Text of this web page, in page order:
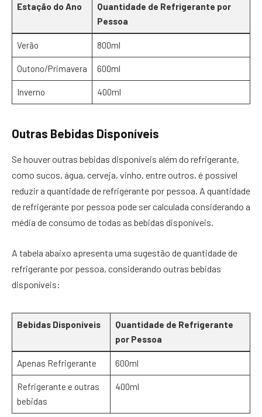
Estação do Ano
Quantidade de Refrigerante por
Pessoa
Verão 800ml
Outono/Primavera 600ml
Inverno 400ml
Outras Bebidas Disponíveis
Se houver outras bebidas disponíveis além do refrigerante,
como sucos, água, cerveja, vinho, entre outros, é possível
reduzir a quantidade de refrigerante por pessoa. A quantidade
de refrigerante por pessoa pode ser calculada considerando a
média de consumo de todas as bebidas disponíveis.
A tabela abaixo apresenta uma sugestão de quantidade de
refrigerante por pessoa, considerando outras bebidas
disponíveis:
Bebidas Disponíveis
Quantidade de Refrigerante
por Pessoa
Apenas Refrigerante 600ml
Refrigerante e outras
bebidas
400ml